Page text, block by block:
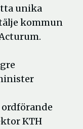
unika
kommun
KTH